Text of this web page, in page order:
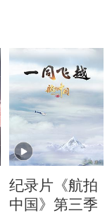
纪录片《航拍
中国》第三季